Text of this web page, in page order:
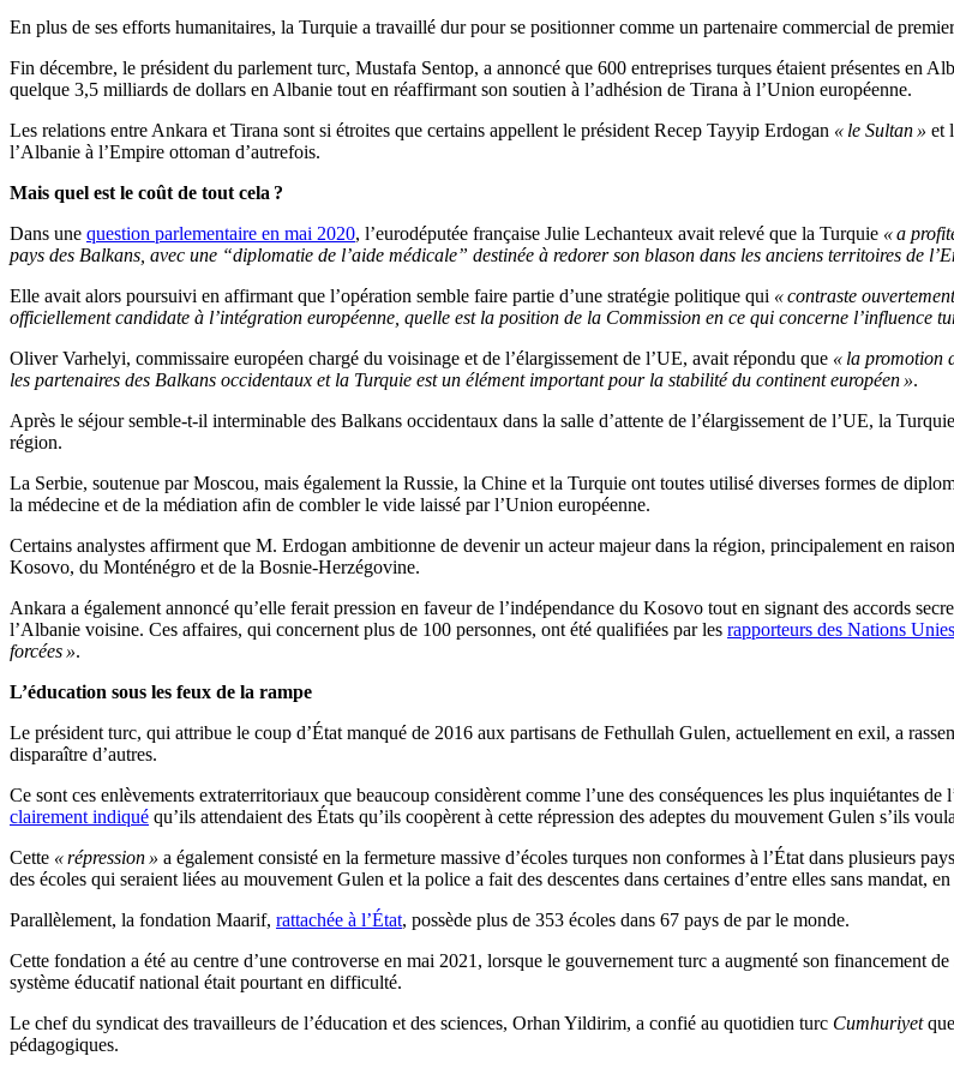
En plus de ses efforts humanitaires, la Turquie a travaillé dur pour se positionner comme un partenaire commercial de
Fin décembre, le président du parlement turc, Mustafa Sentop, a annoncé que 600 entreprises turques étaient présentes en
quelque 3,5 milliards de dollars en Albanie tout en réaffirmant son soutien à l’adhésion de Tirana à l’Union européenne.
Les relations entre Ankara et Tirana sont si étroites que certains appellent le président Recep Tayyip Erdogan « le Sultan » et
l’Albanie à l’Empire ottoman d’autrefois.
Mais quel est le coût de tout cela ?
Dans une question parlementaire en mai 2020, l’eurodéputée française Julie Lechanteux avait relevé que la Turquie « a
pays des Balkans, avec une “diplomatie de l’aide médicale” destinée à redorer son blason dans les anciens territoires de
Elle avait alors poursuivi en affirmant que l’opération semble faire partie d’une stratégie politique qui « contraste
officiellement candidate à l’intégration européenne, quelle est la position de la Commission en ce qui concerne l’influence
Oliver Varhelyi, commissaire européen chargé du voisinage et de l’élargissement de l’UE, avait répondu que « la promotion
les partenaires des Balkans occidentaux et la Turquie est un élément important pour la stabilité du continent européen ».
Après le séjour semble-t-il interminable des Balkans occidentaux dans la salle d’attente de l’élargissement de l’UE, la
région.
La Serbie, soutenue par Moscou, mais également la Russie, la Chine et la Turquie ont toutes utilisé diverses formes de
la médecine et de la médiation afin de combler le vide laissé par l’Union européenne.
Certains analystes affirment que M. Erdogan ambitionne de devenir un acteur majeur dans la région, principalement en
Kosovo, du Monténégro et de la Bosnie-Herzégovine.
Ankara a également annoncé qu’elle ferait pression en faveur de l’indépendance du Kosovo tout en signant des accords
l’Albanie voisine. Ces affaires, qui concernent plus de 100 personnes, ont été qualifiées par les rapporteurs des Nations Unies
forcées ».
L’éducation sous les feux de la rampe
Le président turc, qui attribue le coup d’État manqué de 2016 aux partisans de Fethullah Gulen, actuellement en exil, a
disparaître d’autres.
Ce sont ces enlèvements extraterritoriaux que beaucoup considèrent comme l’une des conséquences les plus inquiétantes
clairement indiqué qu’ils attendaient des États qu’ils coopèrent à cette répression des adeptes du mouvement Gulen s’ils
Cette « répression » a également consisté en la fermeture massive d’écoles turques non conformes à l’État dans plusieurs
des écoles qui seraient liées au mouvement Gulen et la police a fait des descentes dans certaines d’entre elles sans mandat, en
Parallèlement, la fondation Maarif, rattachée à l’État, possède plus de 353 écoles dans 67 pays de par le monde.
Cette fondation a été au centre d’une controverse en mai 2021, lorsque le gouvernement turc a augmenté son financement
système éducatif national était pourtant en difficulté.
Le chef du syndicat des travailleurs de l’éducation et des sciences, Orhan Yildirim, a confié au quotidien turc Cumhuriyet
pédagogiques.